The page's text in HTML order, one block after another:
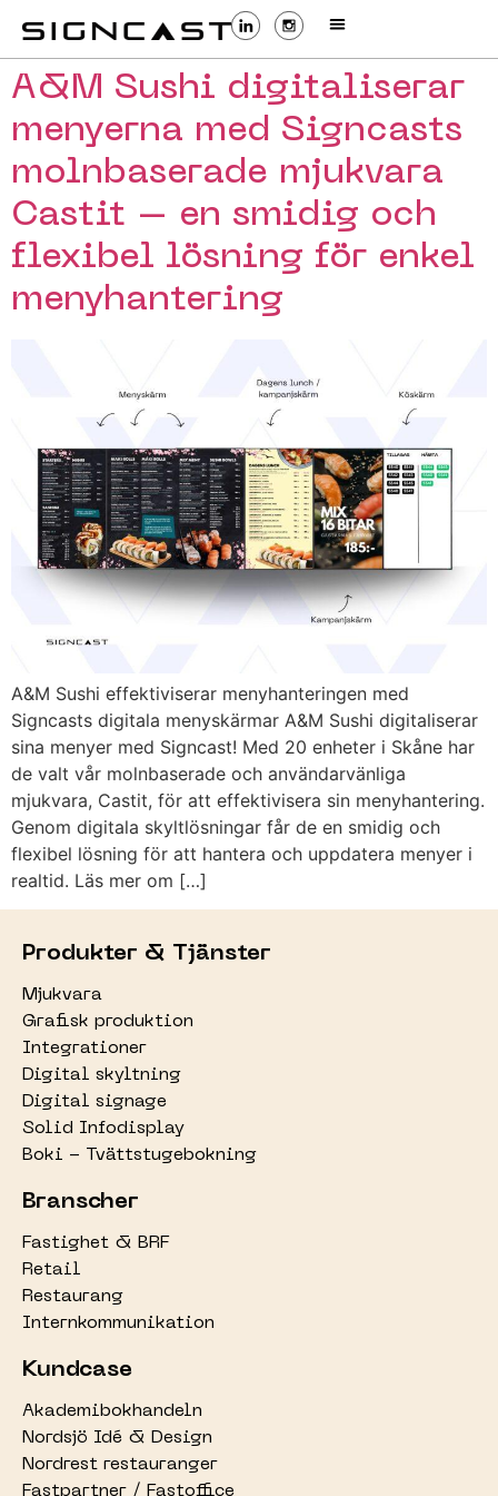
A&M Sushi digitaliserar
menyerna med Signcasts
molnbaserade mjukvara
Castit – en smidig och
flexibel lösning för enkel
menyhantering
A&M Sushi effektiviserar menyhanteringen med
Signcasts digitala menyskärmar A&M Sushi digitaliserar
sina menyer med Signcast! Med 20 enheter i Skåne har
de valt vår molnbaserade och användarvänliga
mjukvara, Castit, för att effektivisera sin menyhantering.
Genom digitala skyltlösningar får de en smidig och
flexibel lösning för att hantera och uppdatera menyer i
realtid. Läs mer om […]
Produkter & Tjänster
Mjukvara
Grafisk produktion
Integrationer
Digital skyltning
Digital signage
Solid Infodisplay
Boki - Tvättstugebokning
Branscher
Fastighet & BRF
Retail
Restaurang
Internkommunikation
Kundcase
Akademibokhandeln
Nordsjö Idé & Design
Nordrest restauranger
Fastpartner / Fastoffice